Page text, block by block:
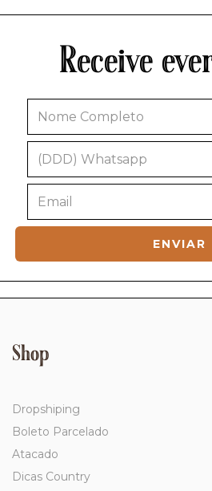
Receive
Shop
Dropshiping
Boleto Parcelado
Atacado
Dicas Country